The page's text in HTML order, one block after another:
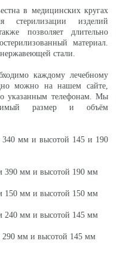
в медицинских кругах
стерилизации изделий
позволяет длительно
материал.
стали.
каждому лечебному
можно на нашем сайте,
указанным телефонам. Мы
размер и объём
мм и высотой 145 и 190
390 мм и высотой 190 мм
150 мм и высотой 150 мм
высотой 145 мм
высотой 145 мм